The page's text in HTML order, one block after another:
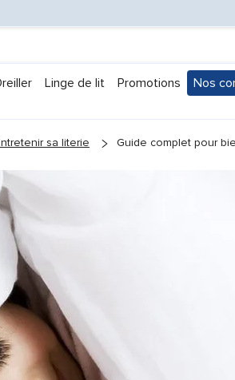
Linge de lit Promotions
Nos
sa literie Guide complet pour